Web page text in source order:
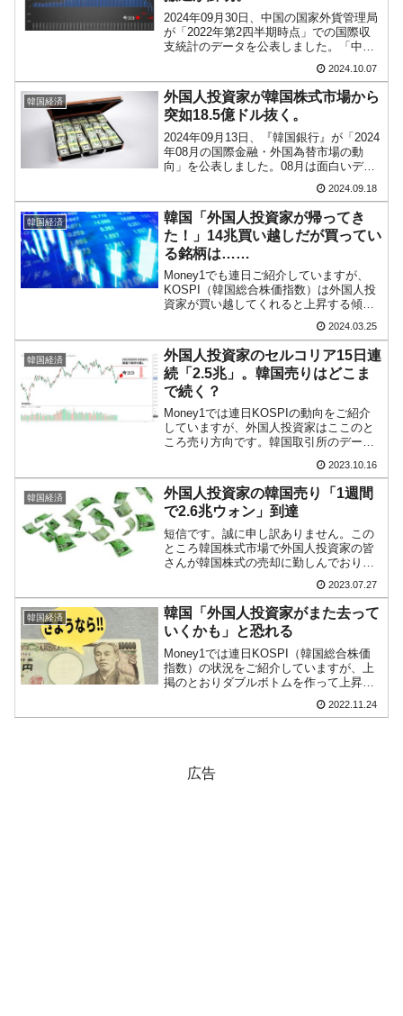
2024年09月30日、中国の国家外貨管理局
が「2022年第2四半期時点」での国際収
支統計のデータを公表しました。「中国
れます。以下の金融収支の「直接投資」
負債の部をご覧ください。2024年第2四
半期直接...
2024.10.07
韓国経済
外国人投資家が韓国株式市場から
突如18.5億ドル抜く。
2024年09月13日、『韓国銀行』が「2024
年08月の国際金融・外国為替市場の動
向」を公表しました。08月は面白いデー
で外国人投資家がどのように純買収（買
収 - 売却）したのかがあるのですが……
以下を...
2024.09.18
韓国経済
韓国「外国人投資家が帰ってき
た！」14兆買い越しだが買ってい
る銘柄は……
Money1でも連日ご紹介していますが、
KOSPI（韓国総合株価指数）は外国人投
資家が買い越してくれると上昇する傾向
にあります。韓国メディアでは売り越し
て逃げた外国人投資家が買い越しに転じ
ると「外国人投資家が帰ってきた！」と
報じがちです。だ...
2024.03.25
韓国経済
外国人投資家のセルコリア15日連
続「2.5兆」。韓国売りはどこま
で続く？
Money1では連日KOSPIの動向をご紹介
していますが、外国人投資家はここのと
ころ売り方向です。韓国取引所のデータ
まで純売り越しを続けています。韓国売
り（セルコリア）です。チャートを確認
して...
2023.10.16
韓国経済
外国人投資家の韓国売り「1週間
で2.6兆ウォン」到達
短信です。誠に申し訳ありません。この
ところ韓国株式市場で外国人投資家の皆
さんが韓国株式の売却に勤しんでおりま
元：『finance.naver.com』「投資家別売
買動向」その売り越し金額はわずか1週間
で「...
2023.07.27
韓国経済
韓国「外国人投資家がまた去って
いくかも」と恐れる
Money1では連日KOSPI（韓国総合株価
指数）の状況をご紹介していますが、上
掲のとおりダブルボトムを作って上昇し
す（チャートは『Investing.com』より引
2022.11.24
広告